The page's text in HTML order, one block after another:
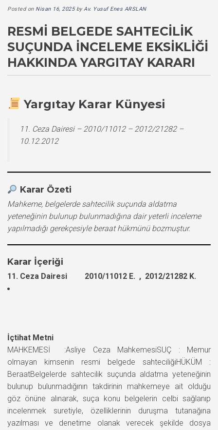
Posted on Nisan 16, 2025byAv. Yusuf Enes ARSLAN
RESMI BELGEDE SAHTECILIK
SUÇUNDA İNCELEME EKSIKLIĞI
HAKKINDA YARGITAY KARARI
Yargıtay Karar Künyesi
11. Ceza Dairesi – 2010/11012 – 2012/21282 –
10.12.2012
Karar Özeti
Mahkeme, belgelerde sahtecilik suçunda aldatma
yeteneğinin bulunup bulunmadığına dair yeterli inceleme
yapılmadığı gerekçesiyle beraat hükmünü bozmuştur.
Karar İçeriği
11. Ceza Dairesi 2010/11012 E. , 2012/21282 K.
İçtihat Metni
MAHKEMESİ :Asliye Ceza MahkemesiSUÇ : Memur
olmayan kimsenin resmi belgede sahteciliğiHÜKÜM :
BeraatBelgelerde sahtecilik suçunda aldatma yeteneğinin
bulunup bulunmadığının takdirinin mahkemeye ait olduğu
göz önüne alınarak, suça konu belgelerin celbi sağlanıp
incelenmek suretiyle, özelliklerinin duruşma tutanağına
yazılması ve denetime olanak verecek şekilde dosya